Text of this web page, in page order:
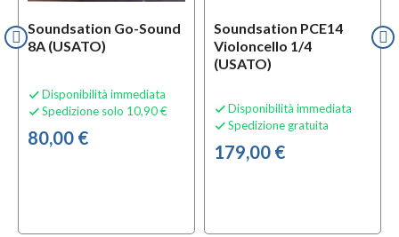
Soundsation Go-Sound
8A (USATO)
 Disponibilità immediata
 Spedizione solo 10,90 €
80,00 €
Soundsation PCE14
Violoncello 1/4
(USATO)
 Disponibilità immediata
 Spedizione gratuita
179,00 €